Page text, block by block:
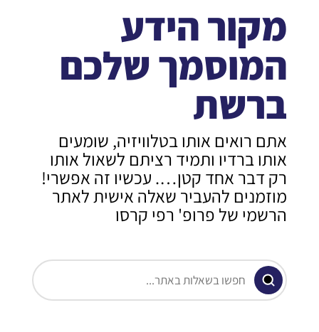
מקור הידע
המוסמך שלכם
ברשת
אתם רואים אותו בטלוויזיה, שומעים
אותו ברדיו ותמיד רציתם לשאול אותו
רק דבר אחד קטן…. עכשיו זה אפשרי!
מוזמנים להעביר שאלה אישית לאתר
הרשמי של פרופ' רפי קרסו